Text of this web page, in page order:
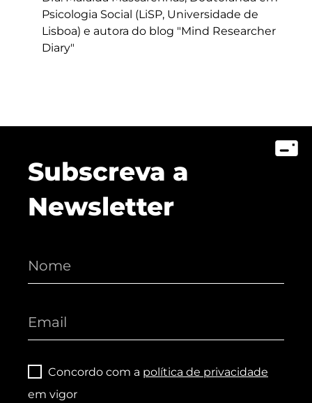
Psicologia Social (LiSP, Universidade de
Lisboa) e autora do blog "Mind Researcher
Diary"
Subscreva a
Newsletter
Concordo com a política de privacidade
em vigor